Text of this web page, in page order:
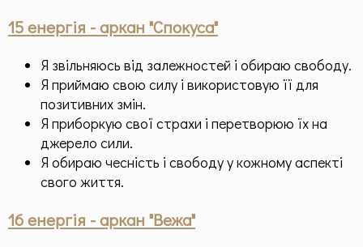
15 енергія - аркан "Спокуса"
Я звільняюсь від залежностей і обираю свободу.
Я приймаю свою силу і використовую її для
позитивних змін.
Я приборкую свої страхи і перетворюю їх на
джерело сили.
Я обираю чесність і свободу у кожному аспекті
свого життя.
16 енергія - аркан "Вежа"